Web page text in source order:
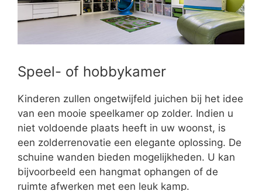
Speel- of hobbykamer
Kinderen zullen ongetwijfeld juichen bij het idee
van een mooie speelkamer op zolder. Indien u
niet voldoende plaats heeft in uw woonst, is
een zolderrenovatie een elegante oplossing. De
schuine wanden bieden mogelijkheden. U kan
bijvoorbeeld een hangmat ophangen of de
ruimte afwerken met een leuk kamp.